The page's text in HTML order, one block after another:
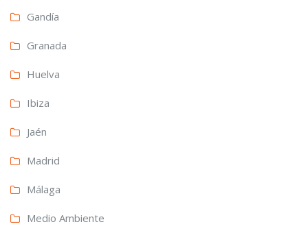
Gandía
Granada
Huelva
Ibiza
Jaén
Madrid
Málaga
Medio Ambiente